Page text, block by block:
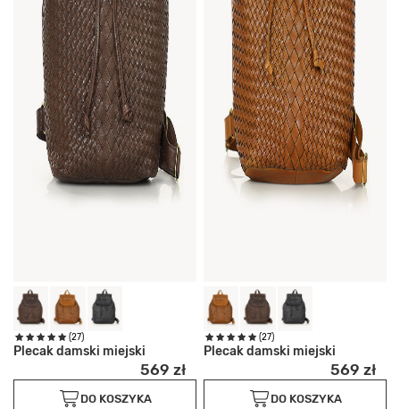
(27)
Plecak damski miejski
569 zł
DO KOSZYKA
(27)
Plecak damski miejski
569 zł
DO KOSZYKA